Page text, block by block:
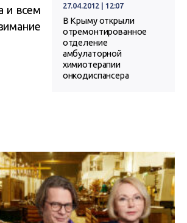
и всем
27.04.2012 | 12:07
В Крыму открыли
отремонтированное
отделение
амбулаторной
химиотерапии
онкодиспансера